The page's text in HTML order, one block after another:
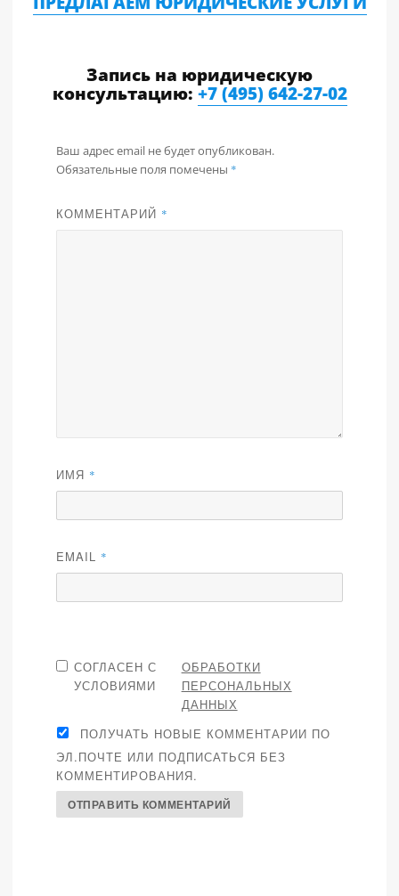
Запись на юридическую
консультацию: +7 (495) 642-27-02
Ваш адрес email не будет опубликован.
Обязательные поля помечены *
КОММЕНТАРИЙ *
ИМЯ *
EMAIL *
СОГЛАСЕН С
УСЛОВИЯМИ
ОБРАБОТКИ
ПЕРСОНАЛЬНЫХ
ДАННЫХ
ПОЛУЧАТЬ НОВЫЕ КОММЕНТАРИИ ПО
ЭЛ.ПОЧТЕ ИЛИ ПОДПИСАТЬСЯ БЕЗ
КОММЕНТИРОВАНИЯ.